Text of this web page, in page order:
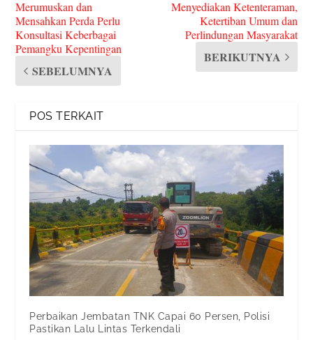
Merumuskan dan
Mensahkan Perda Perlu
Konsultasi Keberbagai
Pemangku Kepentingan
SEBELUMNYA
Menyediakan Ketenteraman,
Ketertiban Umum dan
Perlindungan Masyarakat
BERIKUTNYA
POS TERKAIT
Perbaikan Jembatan TNK Capai 60 Persen, Polisi
Pastikan Lalu Lintas Terkendali